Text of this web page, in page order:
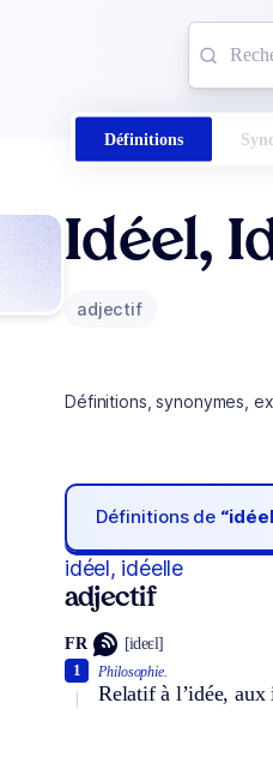
Définitions
Idéel,
adjectif
Définitions, synonymes,
Définitions de
idéel, idéelle
adjectif
FR [ideɛl]
Philosophie.
Relatif à l’idée, aux
1